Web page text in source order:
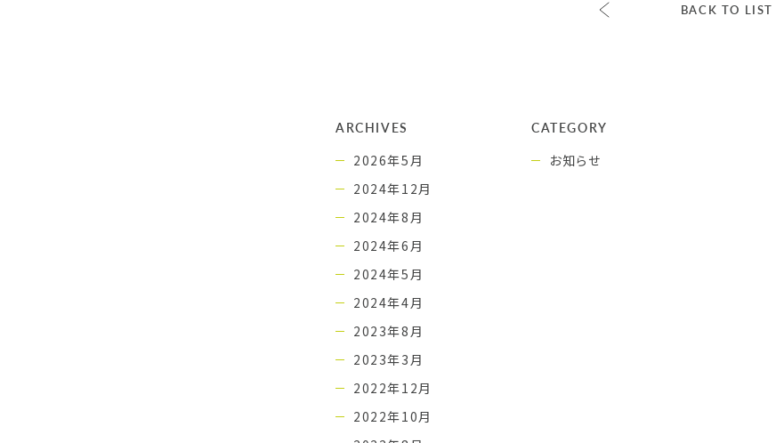
BACK TO LIST
ARCHIVES
2026年5月
2024年12月
2024年8月
2024年6月
2024年5月
2024年4月
2023年8月
2023年3月
2022年12月
2022年10月
CATEGORY
お知らせ